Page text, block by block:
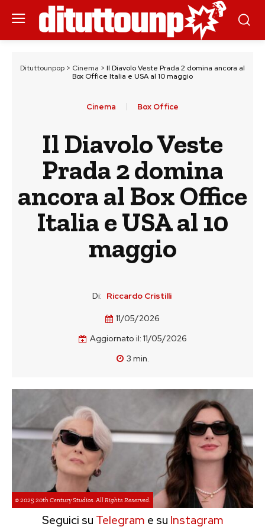
Dituttounpop > Cinema > Il Diavolo Veste Prada 2 domina ancora al
Box Office Italia e USA al 10 maggio
Cinema Box Office
Il Diavolo Veste
Prada 2 domina
ancora al Box Office
Italia e USA al 10
maggio
Di: Riccardo Cristilli
11/05/2026
Aggiornato il: 11/05/2026
3 min.
© 2025 20th Century Studios. All Rights Reserved.
Seguici su Telegram e su Instagram